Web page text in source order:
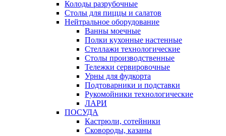
Колоды разрубочные
Столы для пиццы и салатов
Нейтральное оборудование
Ванны моечные
Полки кухонные настенные
Стеллажи технологические
Столы производственные
Тележки сервировочные
Урны для фудкорта
Подтоварники и подставки
Рукомойники технологические
ЛАРИ
ПОСУДА
Кастрюли, сотейники
Сковороды, казаны